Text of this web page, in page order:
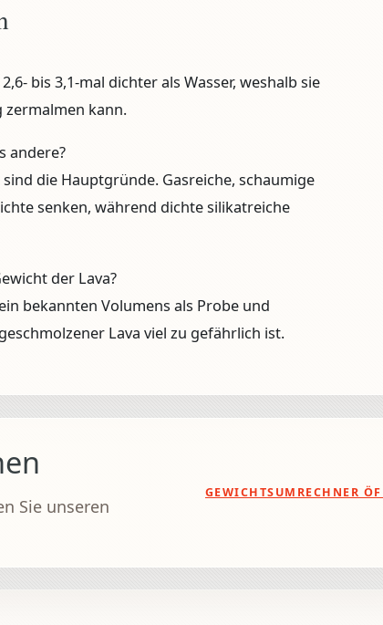
bis 3,1-mal dichter als Wasser, weshalb sie
zermalmen kann.
andere?
die Hauptgründe. Gasreiche, schaumige
senken, während dichte silikatreiche
der Lava?
bekannten Volumens als Probe und
Lava viel zu gefährlich ist.
Sie unseren
GEWICHTSUMRECHNER